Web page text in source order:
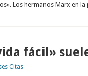
Los hermanos Marx en la
fácil»
Citas